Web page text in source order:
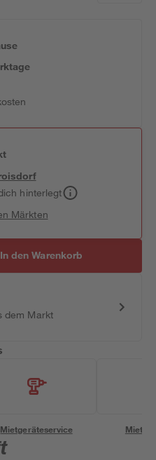
hinterlegt
Märkten
In den Warenkorb
dem Markt
Mietgeräteservice